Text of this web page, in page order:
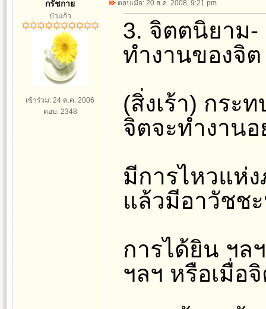
กรัชกาย
บัวแก้ว
เข้าร่วม: 24 ต.ค. 2006
ตอบ: 2348
ตอบเมื่อ: 20 ส.ค. 2008, 9:21 pm
3. จิตตนิยาม-
ทำงานของจิ
(สิ่งเร้า) กระ
จิตจะทำงานอ
มีการไหวแห่
แล้วมีอาวัชช
การได้ยิน ฯ
ฯลฯ หรือเมื่